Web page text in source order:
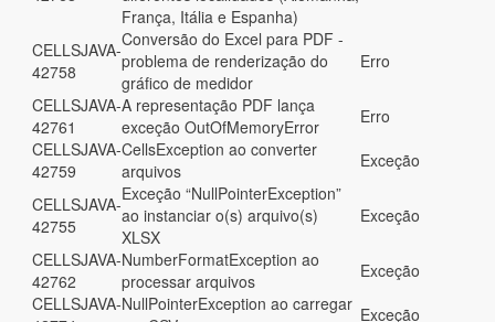
França, Itália e Espanha)
CELLSJAVA-
42758
Conversão do Excel para PDF -
problema de renderização do
gráfico de medidor
Erro
CELLSJAVA-
42761
A representação PDF lança
exceção OutOfMemoryError
Erro
CELLSJAVA-
42759
CellsException ao converter
arquivos
Exceção
CELLSJAVA-
42755
Exceção “NullPointerException”
ao instanciar o(s) arquivo(s)
XLSX
Exceção
CELLSJAVA-
42762
NumberFormatException ao
processar arquivos
Exceção
CELLSJAVA-NullPointerException ao carregar Exceção